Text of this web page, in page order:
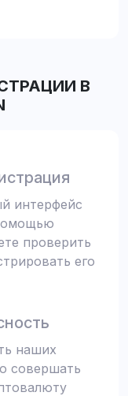
В
интерфейс
проверить
его
наших
совершать